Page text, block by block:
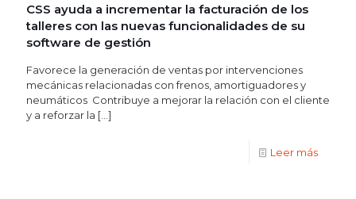
CSS ayuda a incrementar la facturación de los
talleres con las nuevas funcionalidades de su
software de gestión
Favorece la generación de ventas por intervenciones
mecánicas relacionadas con frenos, amortiguadores y
neumáticos Contribuye a mejorar la relación con el cliente
y a reforzar la […]
Leer más